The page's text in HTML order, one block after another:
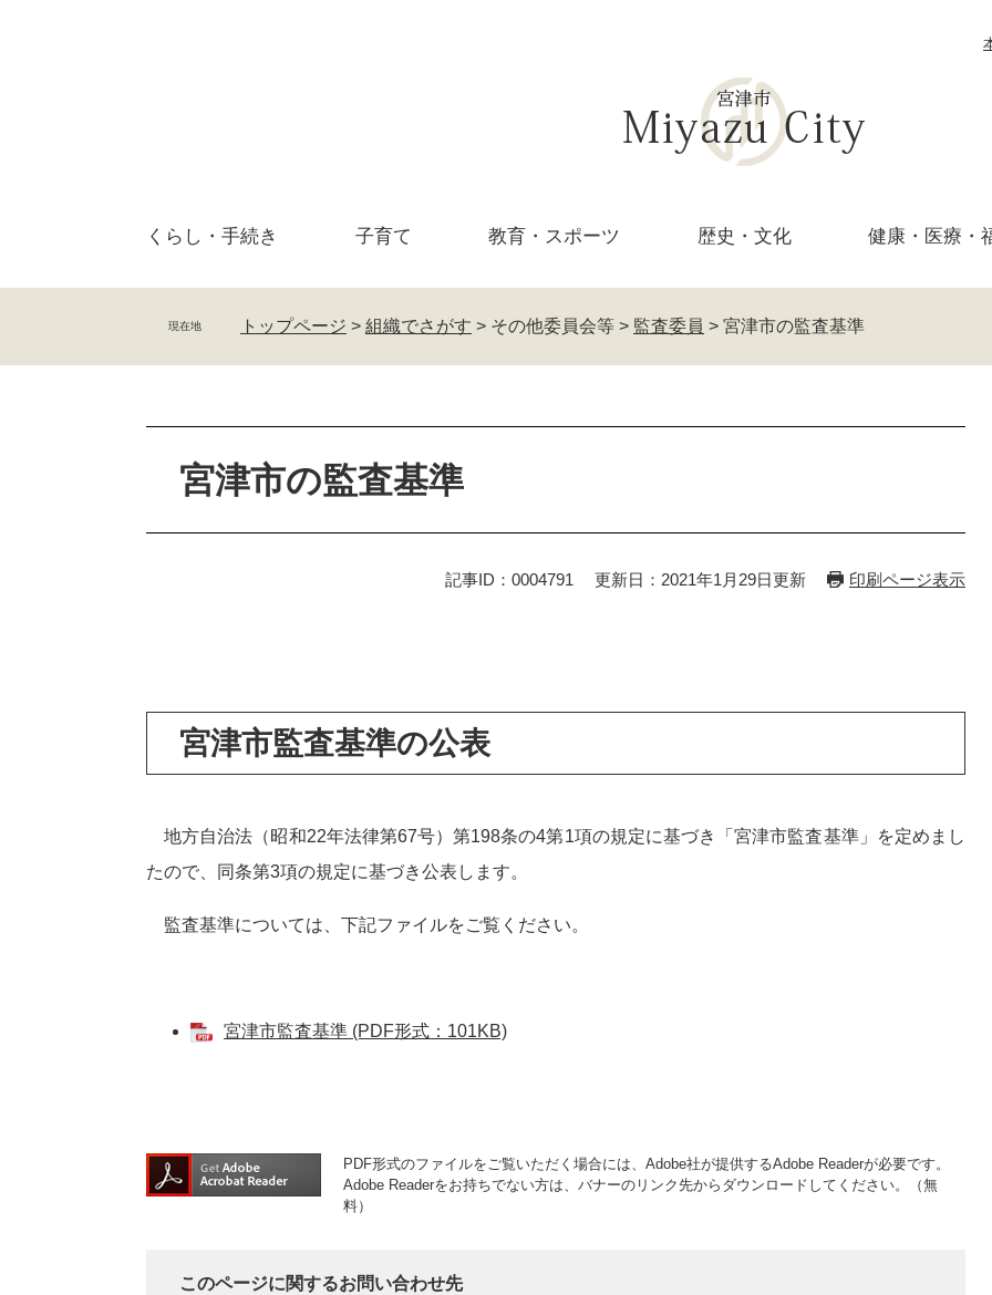
くらし・ 手続き 子育て 教育・ スポーツ 歴史・文化 健康・医療・
現在地 トップページ > 組織でさがす > その他委員会等 > 監査委員 > 宮津市の監査基準
宮津市の監査基準
記事ID：0004791 更新日：2021年1月29日更新 印刷ページ表示
宮津市監査基準の公表
地方自治法（昭和22年法律第67号）第198条の4第1項の規定に基づき「宮津市監査基準」を定めまし
たので、同条第3項の規定に基づき公表します。
監査基準については、下記ファイルをご覧ください。
宮津市監査基準 (PDF形式：101KB)
PDF形式のファイルをご覧いただく場合には、Adobe社が提供するAdobe Readerが必要です。
Adobe Readerをお持ちでない方は、バナーのリンク先からダウンロードしてください。（無
料）
このページに関するお問い合わせ先